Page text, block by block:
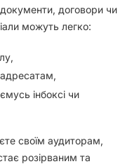
документи, договори чи
можуть легко:
інбоксі чи
своїм аудиторам,
розірваним та